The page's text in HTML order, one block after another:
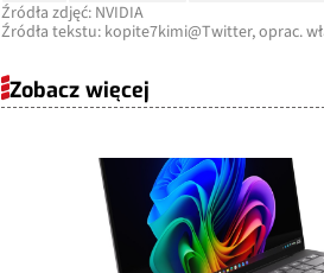
Źródła zdjęć: NVIDIA
Źródła tekstu: kopite7kimi@Twitter, oprac.
Zobacz więcej